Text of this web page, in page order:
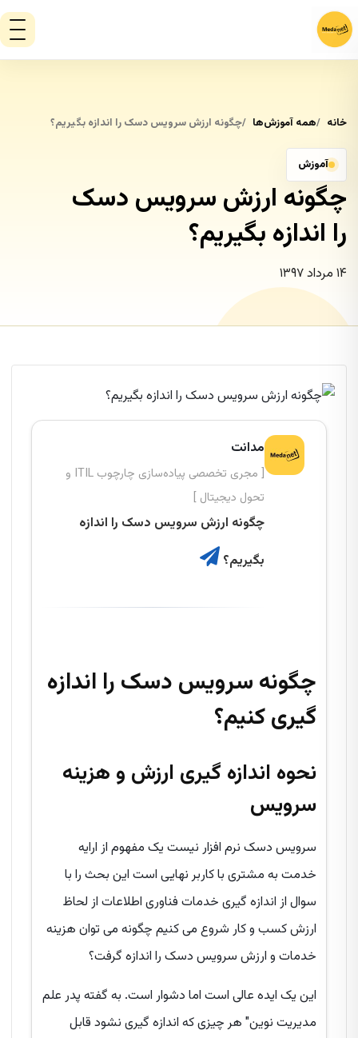
خانه همه آموزش‌ها چگونه ارزش سرویس دسک را اندازه بگیریم؟
آموزش
چگونه ارزش سرویس دسک
را اندازه بگیریم؟
۱۴ مرداد ۱۳۹۷
مدانت
[ مجری تخصصی پیاده‌سازی چارچوب ITIL و
تحول دیجیتال ]
چگونه ارزش سرویس دسک را اندازه
بگیریم؟
چگونه سرویس دسک را اندازه
گیری کنیم؟
نحوه اندازه گیری ارزش و هزینه
سرویس
سرویس دسک نرم افزار نیست یک مفهوم از ارایه
خدمت به مشتری با کاربر نهایی است این بحث را با
سوال از اندازه گیری خدمات فناوری اطلاعات از لحاظ
ارزش کسب و کار شروع می کنیم چگونه می توان هزینه
خدمات و ارزش سرویس دسک را اندازه گرفت؟
این یک ایده عالی است اما دشوار است. به گفته پدر علم
مدیریت نوین" هر چیزی که اندازه گیری نشود قابل